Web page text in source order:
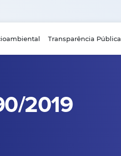
Transparência Pública
2019